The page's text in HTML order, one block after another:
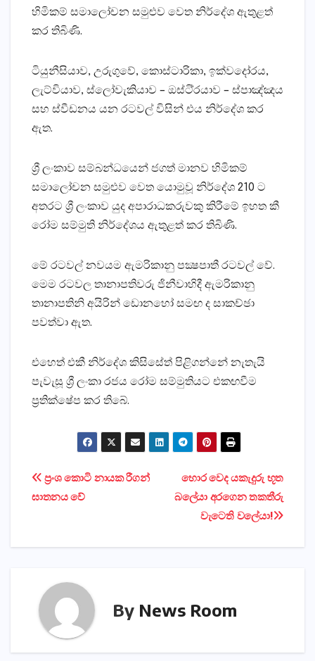
හිමිකම් සමාලෝචන සමුළුව වෙත නිර්දේශ ඇතුළත්
කර තිබිණි.
ටියුනීසියාව, උරුගුවේ, කොස්‌ටාරිකා, ඉක්‌වදෝරය,
ලැට්‌වියාව, ස්‌ලෝවැකියාව – ඔස්‌ටි්‍රයාව – ස්‌පාඤ්ඤය
සහ ස්‌වීඩනය යන රටවල් විසින් එය නිර්දේශ කර
ඇත.
ශ්‍රී ලංකාව සම්බන්ධයෙන් ජගත් මානව හිමිකම්
සමාලෝචන සමුළුව වෙත යොමුවූ නිර්දේශ 210 ට
අතරට ශ්‍රී ලංකාව යුද අපාරාධකරුවකු කිරීමේ ඉහත කී
රෝම සම්මුති නිර්දේශය ඇතුළත් කර තිබිණි.
මේ රටවල් නවයම ඇමරිකානු පක්‍ෂපාතී රටවල් වේ.
මෙම රටවල තානාපතිවරු ජිනීවාහිදී ඇමරිකානු
තානාපතිනි අයිරින් ඩොනහෝ සමඟ ද සාකච්ඡා
පවත්වා ඇත.
එහෙත් එකී නිර්දේශ කිසිසේත් පිළිගන්නේ නැතැයි
පැවැසූ ශ්‍රී ලංකා රජය රෝම සම්මුතියට එකඟවීම
ප්‍රතික්‌ෂේප කර තිබේ.
Post
හොර වෙද යකැදුරු භූත
බලේයා අරගෙන තකතීරු
වැටෙති වලේයා!
ප්‍රංශ කොටි නායක රීගන්
ඝාතනය වේ
By News Room